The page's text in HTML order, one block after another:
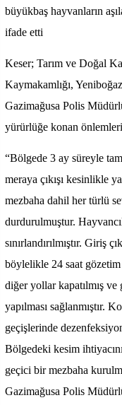
büyükbaş hayvanların
ifade etti
Keser; Tarım ve Doğal
Kaymakamlığı,
Gazimağusa Polis
yürürlüğe konan önlemleri
“Bölgede 3 ay süreyle
meraya çıkışı kesinlikle
mezbaha dahil her türlü
durdurulmuştur.
sınırlandırılmıştır. Giriş
böylelikle 24 saat gözetim
diğer yollar kapatılmış ve
yapılması sağlanmıştır.
geçişlerinde
Bölgedeki kesim
geçici bir mezbaha
Gazimağusa Polis